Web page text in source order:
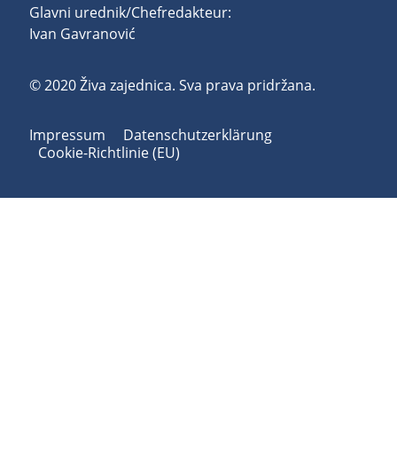
Glavni urednik/Chefredakteur:
Ivan Gavranović
© 2020 Živa zajednica. Sva prava pridržana.
Impressum
Datenschutzerklärung
Cookie-Richtlinie (EU)